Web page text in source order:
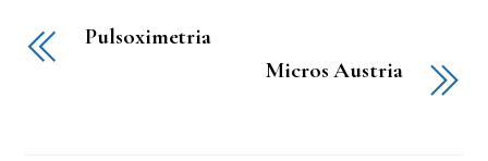
Pulsoximetria
Micros Austria